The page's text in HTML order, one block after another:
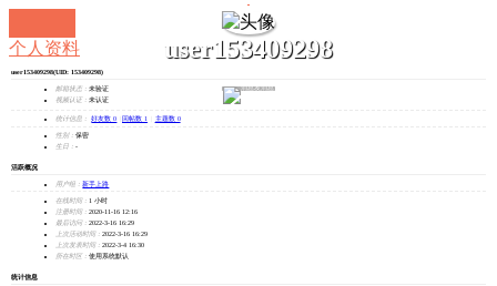
user153409298
发消息
个人资料
user153409298(UID: 153409298)
邮箱状态： 未验证
视频认证： 未认证
统计信息： 好友数 0 回帖数 1 主题数 0
性别： 保密
生日： -
活跃概况
用户组： 新手上路
在线时间： 1 小时
注册时间： 2020-11-16 12:16
最后访问： 2022-3-16 16:29
上次活动时间： 2022-3-16 16:29
上次发表时间： 2022-3-4 16:30
所在时区： 使用系统默认
统计信息